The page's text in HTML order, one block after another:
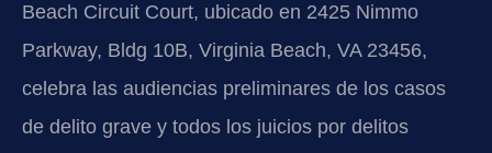
Beach Circuit Court, ubicado en 2425 Nimmo
Parkway, Bldg 10B, Virginia Beach, VA 23456,
celebra las audiencias preliminares de los casos
de delito grave y todos los juicios por delitos